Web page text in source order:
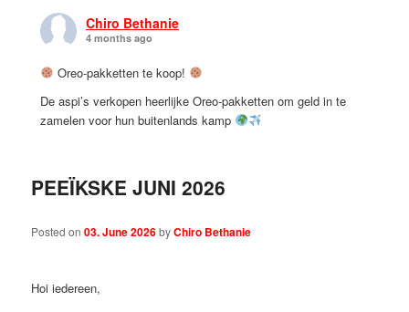
Chiro Bethanie
4 months ago
Oreo-pakketten te koop!
De aspi’s verkopen heerlijke Oreo-pakketten om geld in te
zamelen voor hun buitenlands kamp
Wil je ons steunen én genieten van lekkers?
De link om te kopen:
usp=p...
Photo
PEEÏKSKE JUNI 2026
Posted on03. June 2026byChiro Bethanie
Hoi iedereen,